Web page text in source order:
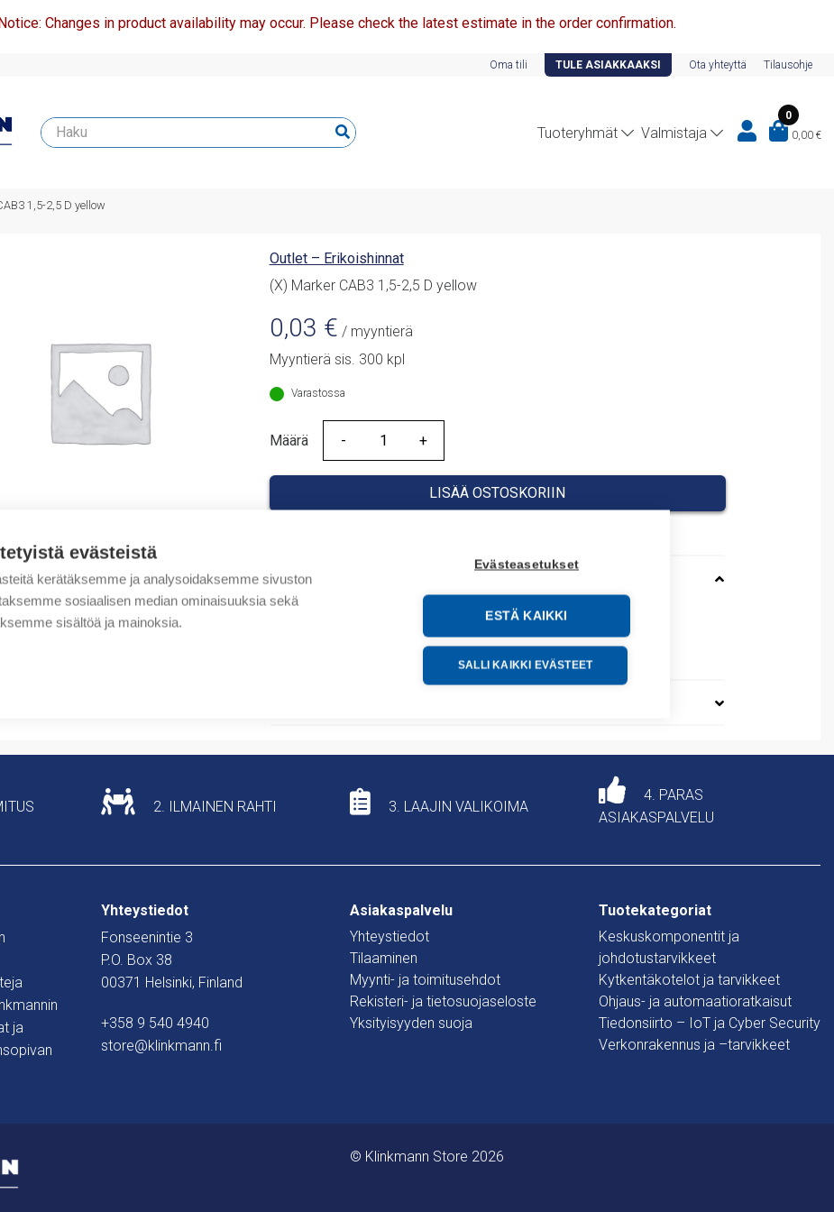
evästeistä
kerätäksemme ja analysoidaksemme sivuston
sosiaalisen median ominaisuuksia sekä
sisältöä ja mainoksia.
Evästeasetukset
ESTÄ KAIKKI
SALLI KAIKKI EVÄSTEET
Changes in product availability may occur. Please check the latest estimate in the order confirmation.
Oma tili TULE ASIAKKAAKSI Ota yhteyttä Tilausohje
Tuoteryhmät Valmistaja
0
0,00 €
1,5-2,5 D yellow
Outlet – Erikoishinnat
(X) Marker CAB3 1,5-2,5 D yellow
0,03 € / myyntierä
Myyntierä sis. 300 kpl
Varastossa
Määrä
Määrä
LISÄÄ OSTOSKORIIN
Tuotekoodit
Tuotteen tullikoodi: 39269097
2. ILMAINEN RAHTI 3. LAAJIN VALIKOIMA
4. PARAS
ASIAKASPALVELU
ja
Yhteystiedot
Fonseenintie 3
P.O. Box 38
00371 Helsinki, Finland
+358 9 540 4940
store@klinkmann.fi
Asiakaspalvelu
Yhteystiedot
Tilaaminen
Myynti- ja toimitusehdot
Rekisteri- ja tietosuojaseloste
Yksityisyyden suoja
Tuotekategoriat
Keskuskomponentit ja
johdotustarvikkeet
Kytkentäkotelot ja tarvikkeet
Ohjaus- ja automaatioratkaisut
Tiedonsiirto – IoT ja Cyber Security
Verkonrakennus ja –tarvikkeet
© Klinkmann Store 2026